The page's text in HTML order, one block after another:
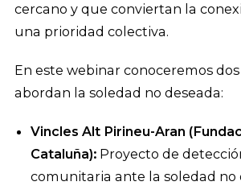
cercano y que conviertan la
una prioridad colectiva.
En este webinar conoceremos
abordan la soledad no deseada:
Vincles Alt Pirineu-Aran
Cataluña): Proyecto de
comunitaria ante la soledad no